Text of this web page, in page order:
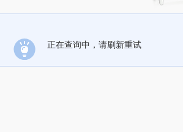
正在查询中，请刷新重试